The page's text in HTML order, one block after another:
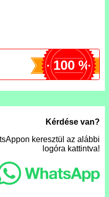
100 %
Kérdése van?
keresztül az alábbi
logóra kattintva!